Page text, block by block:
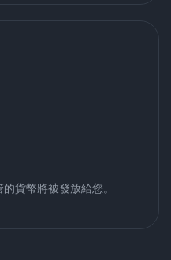
貨幣將被發放給您。